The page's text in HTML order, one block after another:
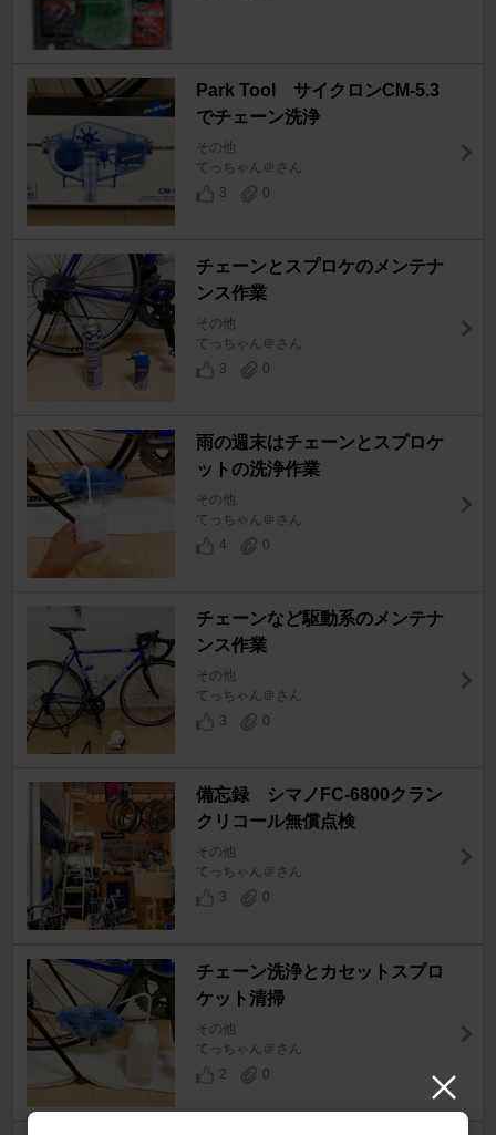
Park Tool サイクロンCM-5.3
でチェーン洗浄
その他
てっちゃん＠さん
3
0
チェーンとスプロケのメンテナ
ンス作業
その他
てっちゃん＠さん
3
0
雨の週末はチェーンとスプロケ
ットの洗浄作業
その他
てっちゃん＠さん
4
0
チェーンなど駆動系のメンテナ
ンス作業
その他
てっちゃん＠さん
3
0
備忘録 シマノFC-6800クラン
クリコール無償点検
その他
てっちゃん＠さん
3
0
チェーン洗浄とカセットスプロ
ケット清掃
その他
てっちゃん＠さん
2
0